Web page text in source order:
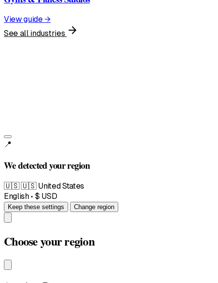
View guide →
See all industries arrow_forward
📍
We detected your region
🇺🇸🇺🇸 United States
English • $ USD
Keep these settings Change region
Choose your region